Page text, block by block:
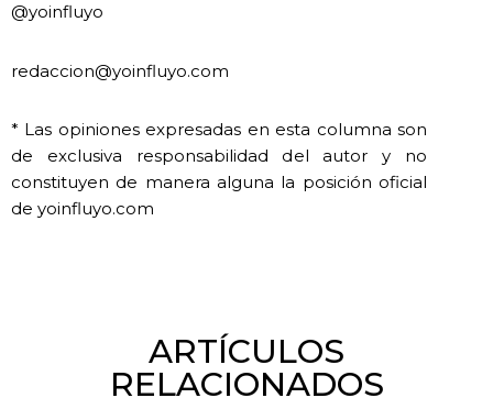
@yoinfluyo
redaccion@yoinfluyo.com
* Las opiniones expresadas en esta columna son
de exclusiva responsabilidad del autor y no
constituyen de manera alguna la posición oficial
de yoinfluyo.com
ARTÍCULOS
RELACIONADOS